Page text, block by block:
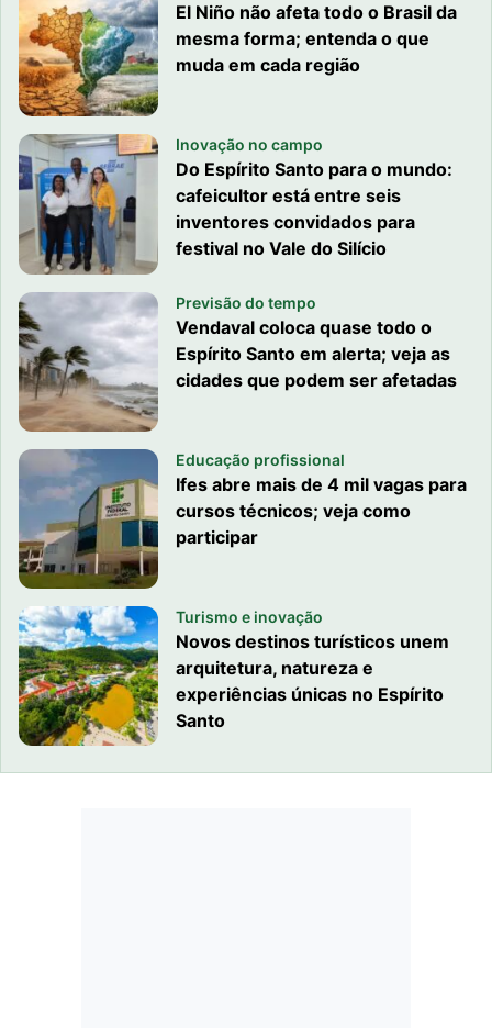
El Niño não afeta todo o Brasil da
mesma forma; entenda o que
muda em cada região
Inovação no campo
Do Espírito Santo para o mundo:
cafeicultor está entre seis
inventores convidados para
festival no Vale do Silício
Previsão do tempo
Vendaval coloca quase todo o
Espírito Santo em alerta; veja as
cidades que podem ser afetadas
Educação profissional
Ifes abre mais de 4 mil vagas para
cursos técnicos; veja como
participar
Turismo e inovação
Novos destinos turísticos unem
arquitetura, natureza e
experiências únicas no Espírito
Santo